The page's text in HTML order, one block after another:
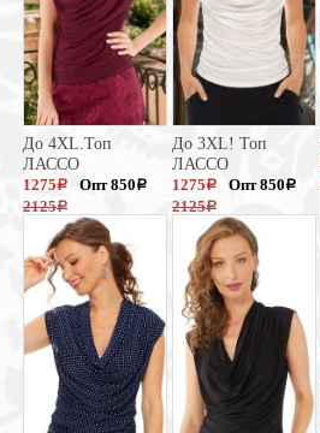
До 4XL.Топ
ЛАССО
1275 a
2125a
Опт 850 a
До 3XL! Топ
ЛАССО
1275 a
2125a
Опт 850 a